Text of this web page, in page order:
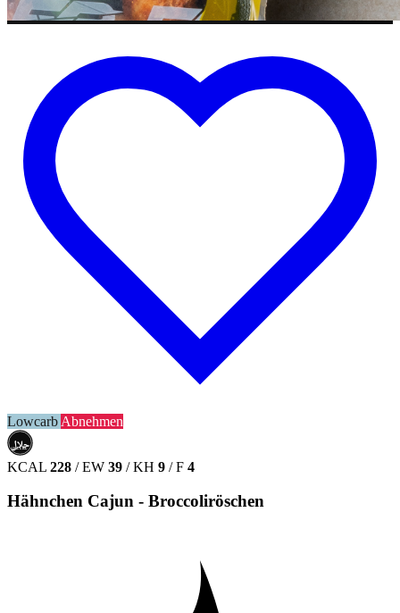
Lowcarb Abnehmen
حلال
HALAL
KCAL 228 / EW 39 / KH 9 / F 4
Hähnchen Cajun - Broccoliröschen